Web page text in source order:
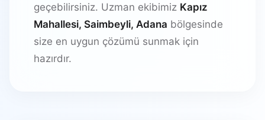
geçebilirsiniz. Uzman ekibimiz Kapız
Mahallesi, Saimbeyli, Adana bölgesinde
size en uygun çözümü sunmak için
hazırdır.